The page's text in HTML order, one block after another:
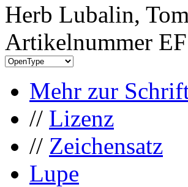
Herb Lubalin,
Artikelnummer
Mehr zur
// Lizenz
// Zeichensatz
Lupe